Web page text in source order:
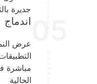
جديرة
05 اندماج
عرض
مباشرة
الحالية